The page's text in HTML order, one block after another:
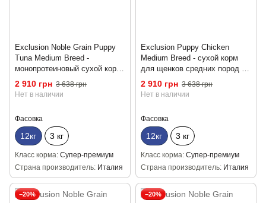
Exclusion Noble Grain Puppy
Tuna Medium Breed -
монопротеиновый сухой корм
для щенков собак средних
пород с тунцом 12 кг
2 910 грн 3 638 грн
Нет в наличии
Фасовка
12кг 3 кг
Класс корма Супер-премиум
Страна производитель Италия
Exclusion Puppy Chicken
Medium Breed - сухой корм
для щенков средних пород с
мясом курицы 12 кг
2 910 грн 3 638 грн
Нет в наличии
Фасовка
12кг 3 кг
Класс корма Супер-премиум
Страна производитель Италия
−20% −20%